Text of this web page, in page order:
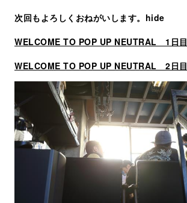
次回もよろしくおねがいします。hide
WELCOME TO POP UP NEUTRAL 1日目
WELCOME TO POP UP NEUTRAL 2日目